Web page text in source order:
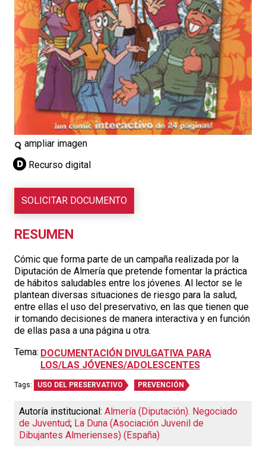
ampliar imagen
Recurso digital
SOLICITAR DOCUMENTO
RESUMEN
Cómic que forma parte de un campaña realizada por la
Diputación de Almería que pretende fomentar la práctica
de hábitos saludables entre los jóvenes. Al lector se le
plantean diversas situaciones de riesgo para la salud,
entre ellas el uso del preservativo, en las que tienen que
ir tomando decisiones de manera interactiva y en función
de ellas pasa a una página u otra.
Tema: DOCUMENTACIÓN DIVULGATIVA PARA
LOS/LAS JÓVENES/ADOLESCENTES
Tags: USO DEL PRESERVATIVO PREVENCIÓN
Autoría institucional: Almería (Diputación). Negociado
de Juventud; La Duna (Asociación Juvenil de
Dibujantes Almerienses) (España)